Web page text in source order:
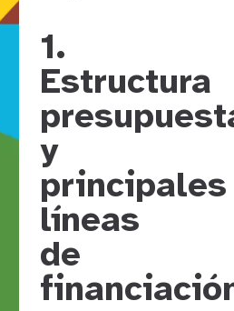
1.
Estructura
y
principales
líneas
de